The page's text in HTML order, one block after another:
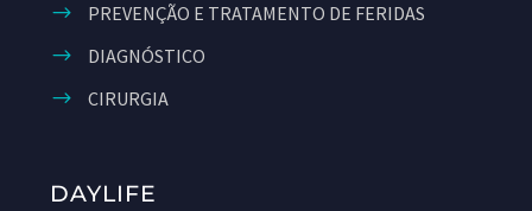
PREVENÇÃO E TRATAMENTO DE FERIDAS
DIAGNÓSTICO
CIRURGIA
DAYLIFE